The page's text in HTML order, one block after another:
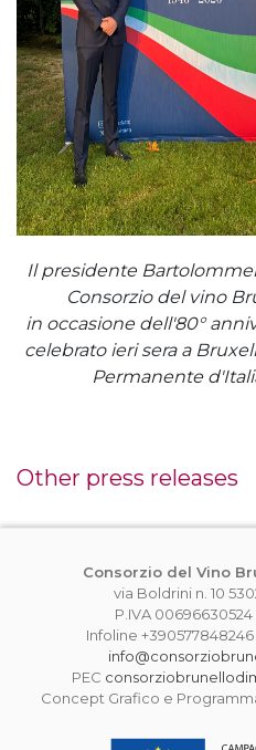
Il presidente
Consorzio del vino
in occasione dell'80°
celebrato ieri sera a
Permanente
Other press releases
Consorzio del Vino
via Boldrini n. 10
P.IVA
Infoline
PEC
Concept Grafico e